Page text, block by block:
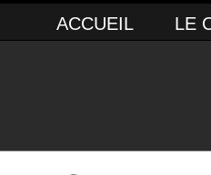
ACCUEIL LE